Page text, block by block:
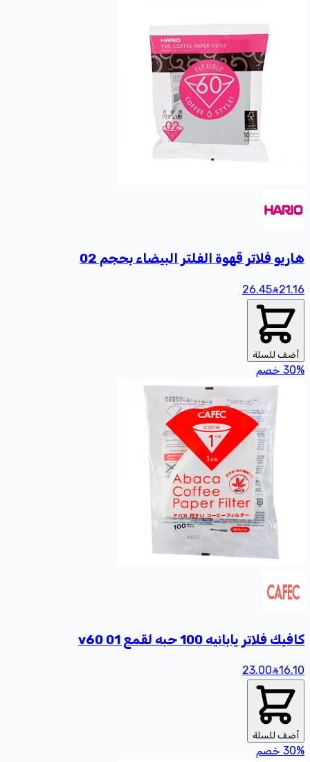
هاريو فلاتر قهوة الفلتر البيضاء بحجم 02
21.16
26.45
أضف للسلة
30% خصم
كافيك فلاتر يابانيه 100 حبه لقمع v60 01
16.10
23.00
أضف للسلة
30% خصم